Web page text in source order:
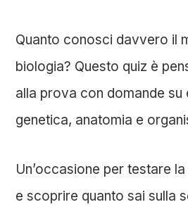
Quanto conosci davvero il
biologia? Questo quiz è
alla prova con domande su
genetica, anatomia e
Un’occasione per testare
e scoprire quanto sai sulla